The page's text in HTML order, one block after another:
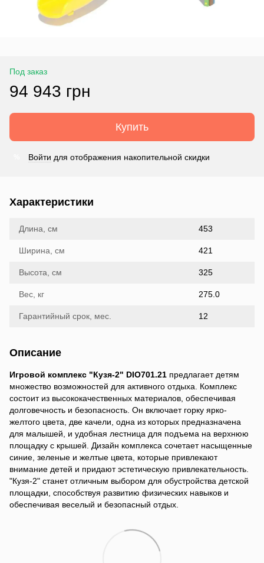
Под заказ
94 943 грн
Купить
Войти для отображения накопительной скидки
Характеристики
Длина, см 453
Ширина, см 421
Высота, см 325
Вес, кг 275.0
Гарантийный срок, мес. 12
Описание
Игровой комплекс "Кузя-2" DIO701.21 предлагает детям
множество возможностей для активного отдыха. Комплекс
состоит из высококачественных материалов, обеспечивая
долговечность и безопасность. Он включает горку ярко-
желтого цвета, две качели, одна из которых предназначена
для малышей, и удобная лестница для подъема на верхнюю
площадку с крышей. Дизайн комплекса сочетает насыщенные
синие, зеленые и желтые цвета, которые привлекают
внимание детей и придают эстетическую привлекательность.
"Кузя-2" станет отличным выбором для обустройства детской
площадки, способствуя развитию физических навыков и
обеспечивая веселый и безопасный отдых.